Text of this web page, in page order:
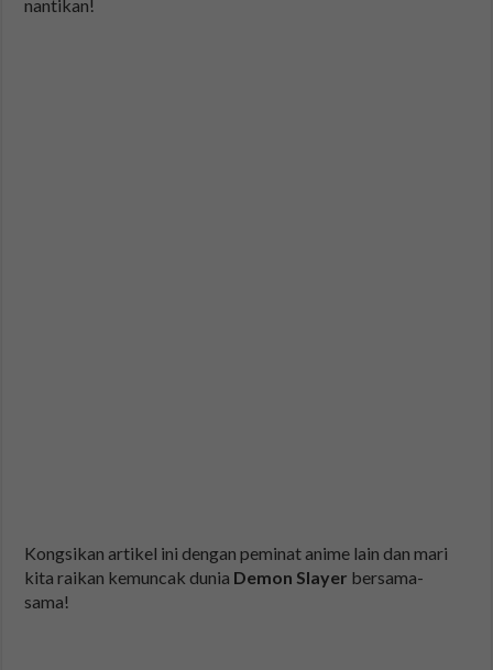
nantikan!
Kongsikan artikel ini dengan peminat anime lain dan mari
kita raikan kemuncak dunia Demon Slayer bersama-
sama!